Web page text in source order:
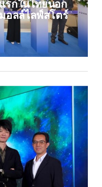
รกในไทยนอก
อลล์ไลฟ์สโตร์